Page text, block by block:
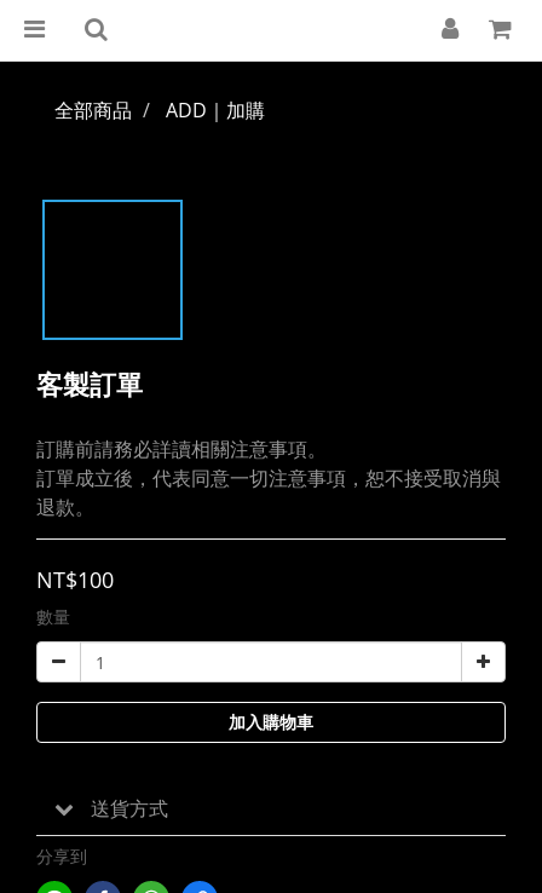
全部商品 ADD｜加購
客製訂單
訂購前請務必詳讀相關注意事項。
訂單成立後，代表同意一切注意事項，恕不接受取消與
退款。
NT$100
數量
加入購物車
送貨方式
分享到